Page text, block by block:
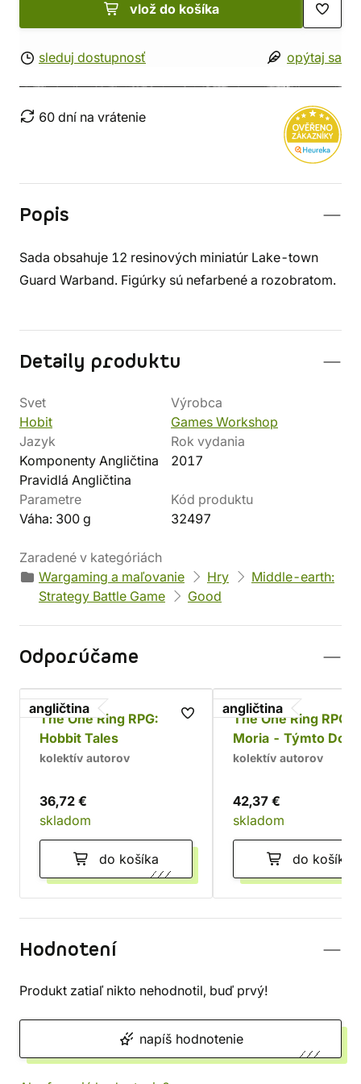
vlož do košíka
sleduj dostupnosť opýtaj sa
60 dní na vrátenie
Popis
Sada obsahuje 12 resinových miniatúr Lake-town
Guard Warband. Figúrky sú nefarbené a rozobratom.
Detaily produktu
Svet
Hobit
Výrobca
Games Workshop
Jazyk
Komponenty Angličtina
Pravidlá Angličtina
Rok vydania
2017
Parametre
Váha: 300 g
Kód produktu
32497
Zaradené v kategóriách
Wargaming a maľovanie
Hry
Middle-earth:
Strategy Battle Game
Good
Odporúčame
angličtina
The One Ring RPG:
Hobbit Tales
kolektív autorov
36,72 €
skladom
do košíka
angličtina
The One Ring RPG:
Moria - Týmto
Durin
kolektív autorov
42,37 €
skladom
do košíka
Hodnotení
Produkt zatiaľ nikto nehodnotil, buď prvý!
napíš hodnotenie